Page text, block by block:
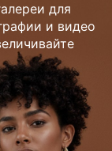
для
и видео